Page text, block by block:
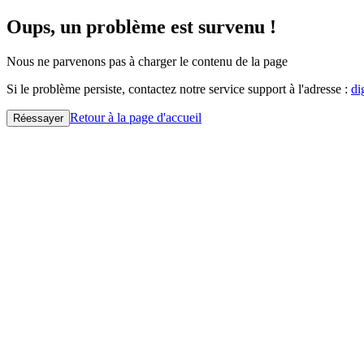
Oups, un problème est survenu !
Nous ne parvenons pas à charger le contenu de la page
Si le problème persiste, contactez notre service support à l'adresse :
Réessayer Retour à la page d'accueil